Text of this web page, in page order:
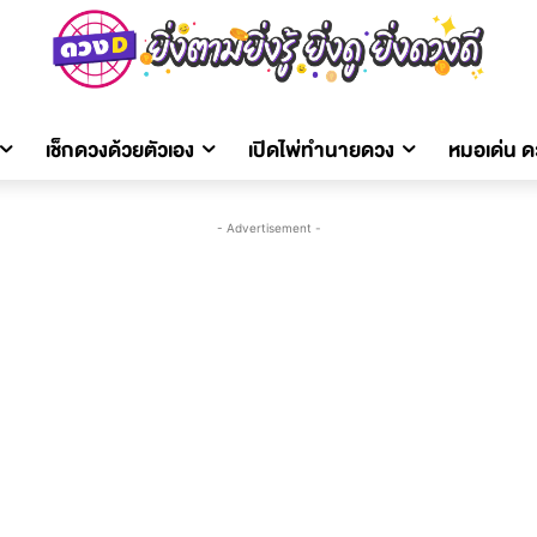
เช็กดวงด้วยตัวเอง เปิดไพ่ทำนายดวง หมอเด่น
- Advertisement -